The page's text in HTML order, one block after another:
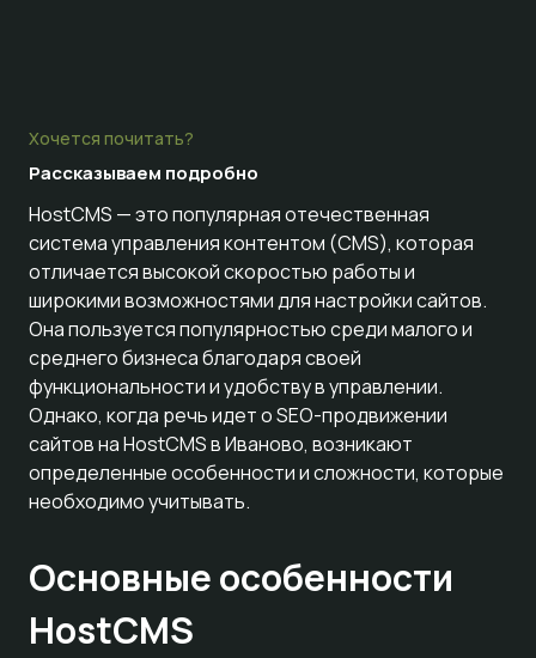
Хочется почитать?
Рассказываем подробно
HostCMS — это популярная отечественная
система управления контентом (CMS), которая
отличается высокой скоростью работы и
широкими возможностями для настройки сайтов.
Она пользуется популярностью среди малого и
среднего бизнеса благодаря своей
функциональности и удобству в управлении.
Однако, когда речь идет о SEO-продвижении
сайтов на HostCMS в Иваново, возникают
определенные особенности и сложности, которые
необходимо учитывать.
Основные особенности
HostCMS